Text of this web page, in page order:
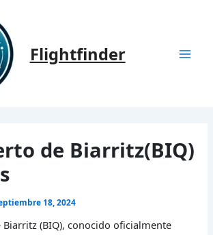
Flightfinder
de Biarritz(BIQ)
18, 2024
Biarritz (BIQ), conocido oficialmente